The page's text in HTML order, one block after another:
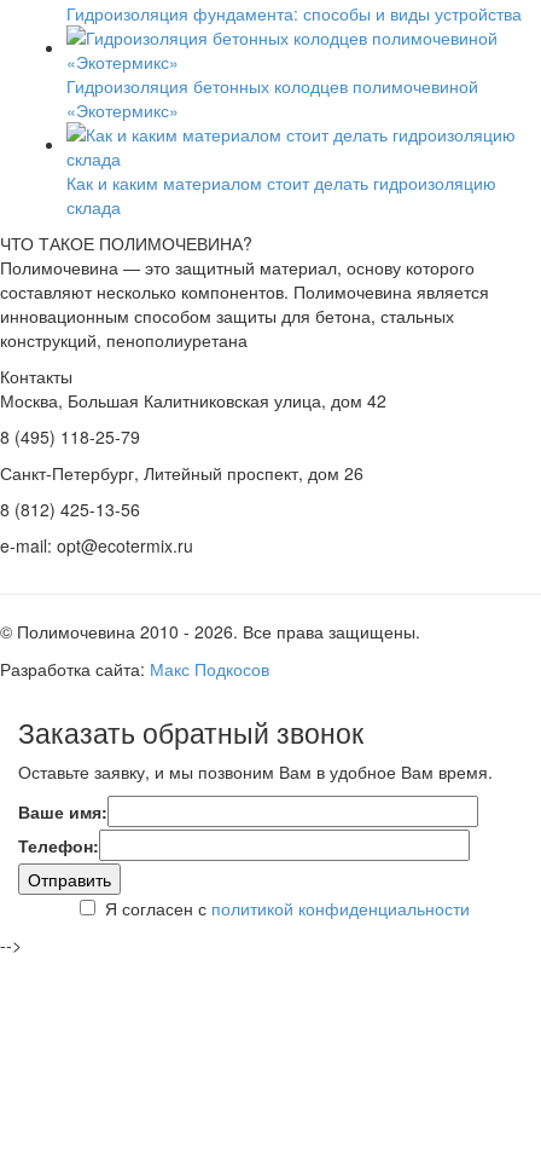
Гидроизоляция фундамента: способы и виды устройства
Гидроизоляция бетонных колодцев полимочевиной
«Экотермикс»
Как и каким материалом стоит делать гидроизоляцию
склада
ЧТО ТАКОЕ ПОЛИМОЧЕВИНА?
Полимочевина — это защитный материал, основу которого
составляют несколько компонентов. Полимочевина является
инновационным способом защиты для бетона, стальных
конструкций, пенополиуретана
Контакты
Москва, Большая Калитниковская улица, дом 42
8 (495) 118-25-79
Санкт-Петербург, Литейный проспект, дом 26
8 (812) 425-13-56
e-mail: opt@ecotermix.ru
© Полимочевина 2010 - 2026. Все права защищены.
Разработка сайта: Макс Подкосов
Заказать обратный звонок
Оставьте заявку, и мы позвоним Вам в удобное Вам время.
Ваше имя:
Телефон:
Я согласен с политикой конфиденциальности
-->